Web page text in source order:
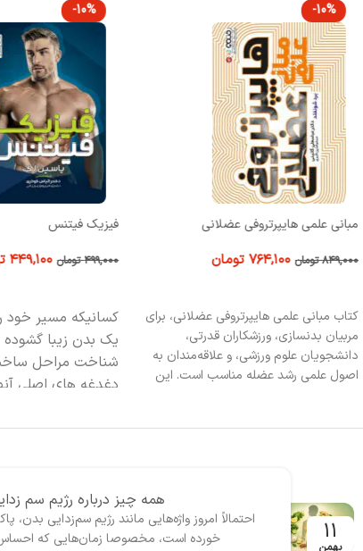
-10%
مبانی علمی هایپرتروفی عضلانی
۸۴۹,۰۰۰ تومان ۷۶۴,۱۰۰ تومان
کتاب مبانی علمی هایپرتروفی عضلانی، برای
مربیان بدنسازی، ورزشکاران قدرتی،
دانشجویان علوم ورزشی، و علاقه‌مندان به
اصول علمی رشد عضله مناسب است. این
در تمرینات است و به خواننده کمک می‌کند
-10%
فیزیک فیتنس
۴۹۹,۰۰۰ تومان ۴۴۹,۱۰۰
کسانیکه مسیر خود
یک بدن زیبا گشوده
شناخت مراحل
دغدغه های اصلی
که برای آقایان و
نکات مهم مرتبط با
قبیل، نکات و
ای، اصول تمرین،
11
بهمن
همه چیز درباره رژیم سم
احتمالاً امروز واژه‌‌هایی مانند رژیم سم‌زدایی
خورده است، مخصوصا زمان‌هایی که احساس